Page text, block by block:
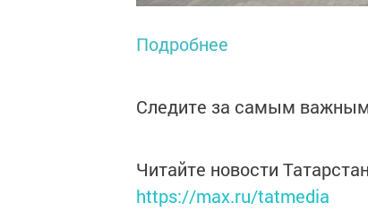
Подробнее
Следите за самым
Читайте новости
https://max.ru/tatmedia